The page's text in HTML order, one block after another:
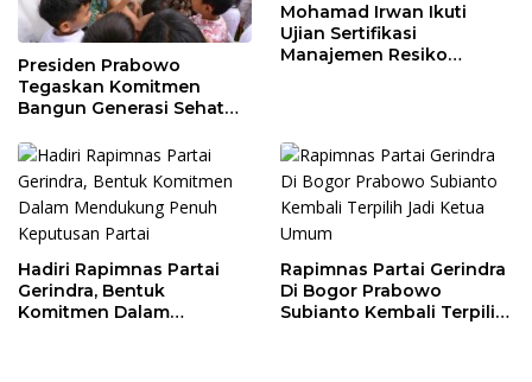
Presiden Prabowo
Tegaskan Komitmen
Bangun Generasi Sehat
Mohamad Irwan Ikuti
Ujian Sertifikasi
Manajemen Resiko
Hadiri Rapimnas Partai
Gerindra, Bentuk
Komitmen Dalam
Rapimnas Partai Gerindra
Di Bogor Prabowo
Subianto Kembali Terpilih